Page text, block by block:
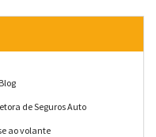
de Seguros Auto
ao volante